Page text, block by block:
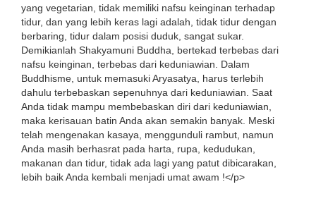
yang vegetarian, tidak memiliki nafsu keinginan terhadap
tidur, dan yang lebih keras lagi adalah, tidak tidur dengan
berbaring, tidur dalam posisi duduk, sangat sukar.
Demikianlah Shakyamuni Buddha, bertekad terbebas dari
nafsu keinginan, terbebas dari keduniawian. Dalam
Buddhisme, untuk memasuki Aryasatya, harus terlebih
dahulu terbebaskan sepenuhnya dari keduniawian. Saat
Anda tidak mampu membebaskan diri dari keduniawian,
maka kerisauan batin Anda akan semakin banyak. Meski
telah mengenakan kasaya, menggunduli rambut, namun
Anda masih berhasrat pada harta, rupa, kedudukan,
makanan dan tidur, tidak ada lagi yang patut dibicarakan,
lebih baik Anda kembali menjadi umat awam !</p>